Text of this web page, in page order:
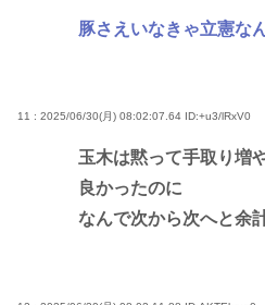
豚さえいなきゃ立憲な
11 : 2025/06/30(月) 08:02:07.64 ID:+u3/lRxV0
玉木は黙って手取り増
良かったのに
なんで次から次へと余